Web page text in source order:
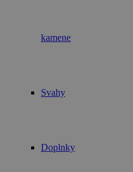
kamene
Svahy
Doplnky